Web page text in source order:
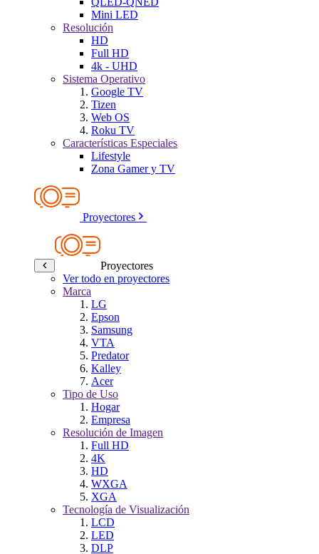
Mini LED
Resolución
HD
Full HD
4k - UHD
Sistema Operativo
Google TV
Tizen
Web OS
Roku TV
Características Especiales
Lifestyle
Zona Gamer y TV
Proyectores
Proyectores
Ver todo en proyectores
Marca
LG
Epson
Samsung
VTA
Predator
Kalley
Acer
Tipo de Uso
Hogar
Empresa
Resolución de Imagen
Full HD
4K
HD
WXGA
XGA
Tecnología de Visualización
LCD
LED
DLP